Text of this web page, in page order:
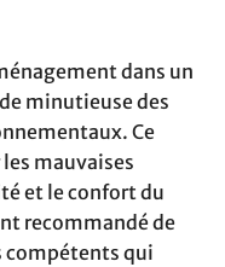
dans un
minutieuse des
Ce
mauvaises
et le confort du
recommandé de
compétents qui